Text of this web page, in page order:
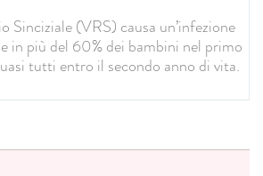
Sinciziale (VRS) causa un’infezione
in più del 60% dei bambini nel primo
tutti entro il secondo anno di vita.